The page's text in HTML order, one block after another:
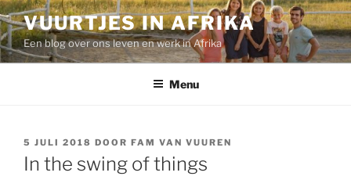
Ga
naar
de
inhoud
VUURTJES IN AFRIKA
Een blog over ons leven en werk in Afrika
Menu
GEPLAATST
OP
5 JULI 2018 DOOR FAM VAN VUUREN
In the swing of things